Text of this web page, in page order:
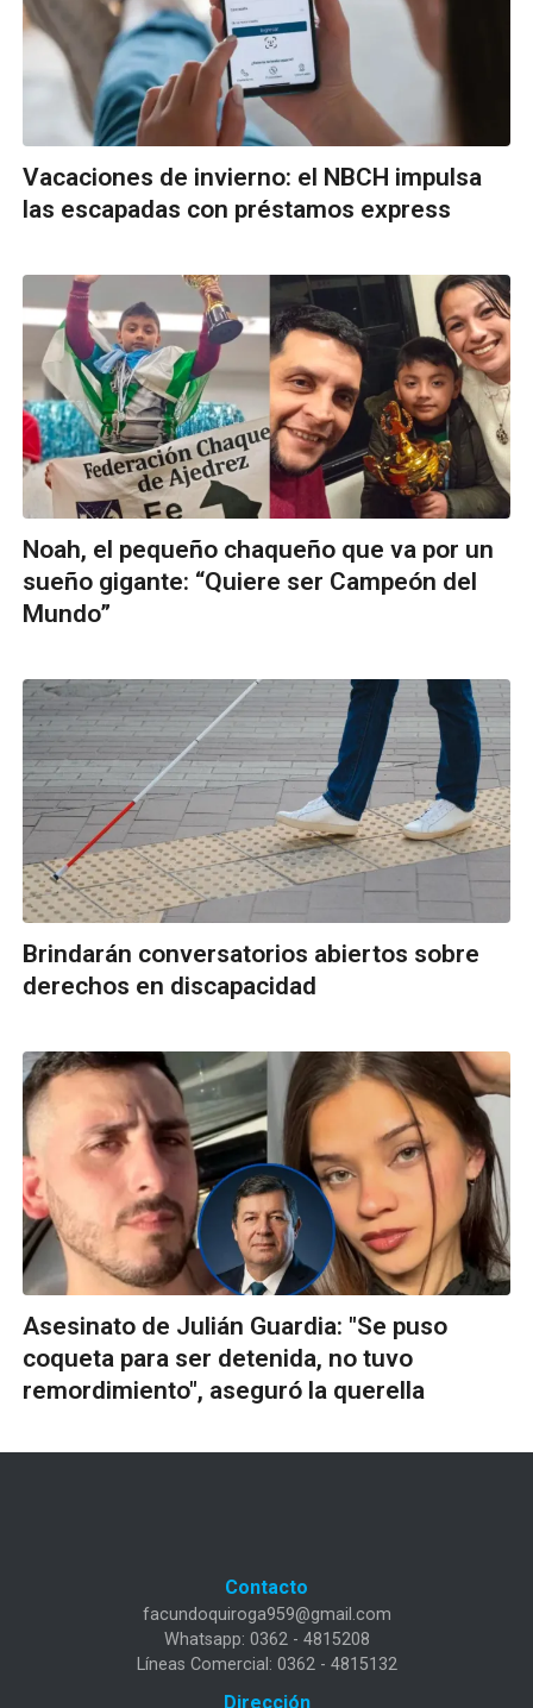
Vacaciones de invierno: el NBCH impulsa
las escapadas con préstamos express
Noah, el pequeño chaqueño que va por un
sueño gigante: “Quiere ser Campeón del
Mundo”
Brindarán conversatorios abiertos sobre
derechos en discapacidad
Asesinato de Julián Guardia: "Se puso
coqueta para ser detenida, no tuvo
remordimiento", aseguró la querella
Contacto
facundoquiroga959@gmail.com
Whatsapp: 0362 - 4815208
Líneas Comercial: 0362 - 4815132
Dirección